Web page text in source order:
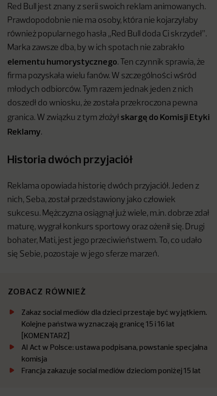
Red Bull jest znany z serii swoich reklam animowanych.
Prawdopodobnie nie ma osoby, która nie kojarzyłaby
również popularnego hasła „Red Bull doda Ci skrzydeł”.
Marka zawsze dba, by w ich spotach nie zabrakło
elementu humorystycznego. Ten czynnik sprawia, że
firma pozyskała wielu fanów. W szczególności wśród
młodych odbiorców. Tym razem jednak jeden z nich
doszedł do wniosku, że została przekroczona pewna
granica. W związku z tym złożył skargę do Komisji Etyki
Reklamy.
Historia dwóch przyjaciół
Reklama opowiada historię dwóch przyjaciół. Jeden z
nich, Seba, został przedstawiony jako człowiek
sukcesu. Mężczyzna osiągnął już wiele, m.in. dobrze zdał
maturę, wygrał konkurs sportowy oraz ożenił się. Drugi
bohater, Mati, jest jego przeciwieństwem. To, co udało
się Sebie, pozostaje w jego sferze marzeń.
ZOBACZ RÓWNIEŻ
Zakaz social mediów dla dzieci przestaje być wyjątkiem.
Kolejne państwa wyznaczają granicę 15 i 16 lat
[KOMENTARZ]
AI Act w Polsce: ustawa podpisana, powstanie specjalna
komisja
Francja zakazuje social mediów dzieciom poniżej 15 lat